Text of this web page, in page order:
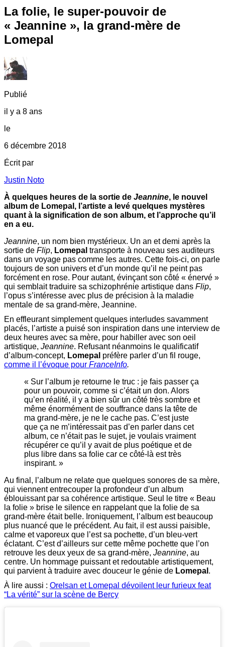
La folie, le super-pouvoir de
« Jeannine », la grand-mère de
Lomepal
Publié
il y a 8 ans
le
6 décembre 2018
Écrit par
Justin Noto
À quelques heures de la sortie de Jeannine, le nouvel
album de Lomepal, l’artiste a levé quelques mystères
quant à la signification de son album, et l’approche qu’il
en a eu.
Jeannine, un nom bien mystérieux. Un an et demi après la
sortie de Flip, Lomepal transporte à nouveau ses auditeurs
dans un voyage pas comme les autres. Cette fois-ci, on parle
toujours de son univers et d’un monde qu’il ne peint pas
forcément en rose. Pour autant, évinçant son côté « énervé »
qui semblait traduire sa schizophrénie artistique dans Flip,
l’opus s’intéresse avec plus de précision à la maladie
mentale de sa grand-mère, Jeannine.
En effleurant simplement quelques interludes savamment
placés, l’artiste a puisé son inspiration dans une interview de
deux heures avec sa mère, pour habiller avec son oeil
artistique, Jeannine. Refusant néanmoins le qualificatif
d’album-concept, Lomepal préfère parler d’un fil rouge,
comme il l’évoque pour FranceInfo.
« Sur l’album je retourne le truc : je fais passer ça
pour un pouvoir, comme si c’était un don. Alors
qu’en réalité, il y a bien sûr un côté très sombre et
même énormément de souffrance dans la tête de
ma grand-mère, je ne le cache pas. C’est juste
que ça ne m’intéressait pas d’en parler dans cet
album, ce n’était pas le sujet, je voulais vraiment
récupérer ce qu’il y avait de plus poétique et de
plus libre dans sa folie car ce côté-là est très
inspirant. »
Au final, l’album ne relate que quelques sonores de sa mère,
qui viennent entrecouper la profondeur d’un album
éblouissant par sa cohérence artistique. Seul le titre « Beau
la folie » brise le silence en rappelant que la folie de sa
grand-mère était belle. Ironiquement, l’album est beaucoup
plus nuancé que le précédent. Au fait, il est aussi paisible,
calme et vaporeux que l’est sa pochette, d’un bleu-vert
éclatant. C’est d’ailleurs sur cette même pochette que l’on
retrouve les deux yeux de sa grand-mère, Jeannine, au
centre. Un hommage puissant et redoutable artistiquement,
qui parvient à traduire avec douceur le génie de Lomepal .
À lire aussi : Orelsan et Lomepal dévoilent leur furieux feat
“La vérité” sur la scène de Bercy